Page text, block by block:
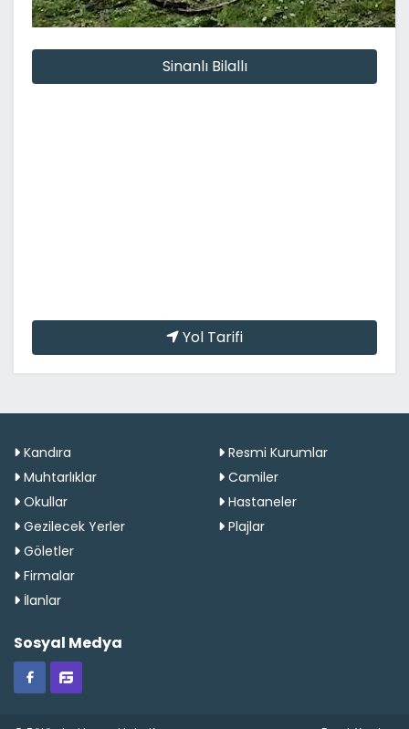
Sinanlı Bilallı
Yol Tarifi
Kandıra
Resmi Kurumlar
Muhtarlıklar
Camiler
Okullar
Hastaneler
Gezilecek Yerler
Plajlar
Göletler
Firmalar
İlanlar
Sosyal Medya